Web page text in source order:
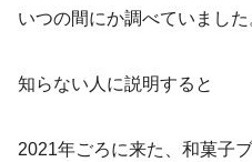
いつの間にか調べていました
知らない人に説明すると
2021年ごろに来た、和菓子